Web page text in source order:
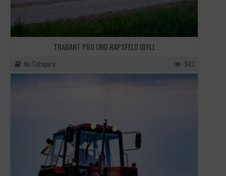
TRABANT P60 UND RAPSFELD IDYLL
No Category 943